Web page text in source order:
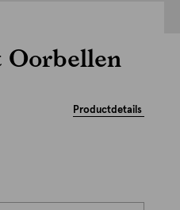
Oorbellen
Productdetails